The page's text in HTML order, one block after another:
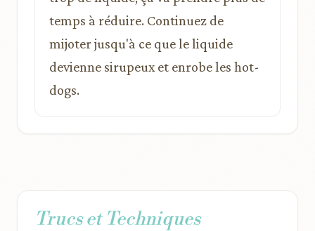
temps à réduire. Continuez de
mijoter jusqu'à ce que le liquide
devienne sirupeux et enrobe les hot-
dogs.
Trucs et Techniques